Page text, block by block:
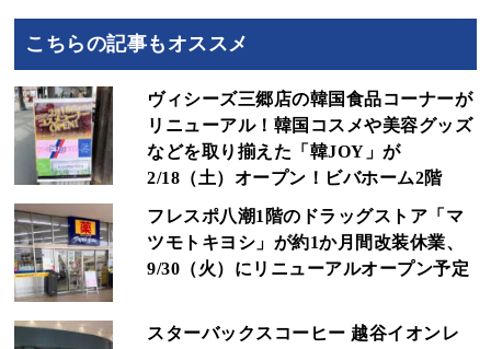
こちらの記事もオススメ
ヴィシーズ三郷店の韓国食品コーナーが
リニューアル！韓国コスメや美容グッズ
などを取り揃えた「韓JOY」が
2/18（土）オープン！ビバホーム2階
フレスポ八潮1階のドラッグストア「マ
ツモトキヨシ」が約1か月間改装休業、
9/30（火）にリニューアルオープン予定
スターバックスコーヒー 越谷イオンレ